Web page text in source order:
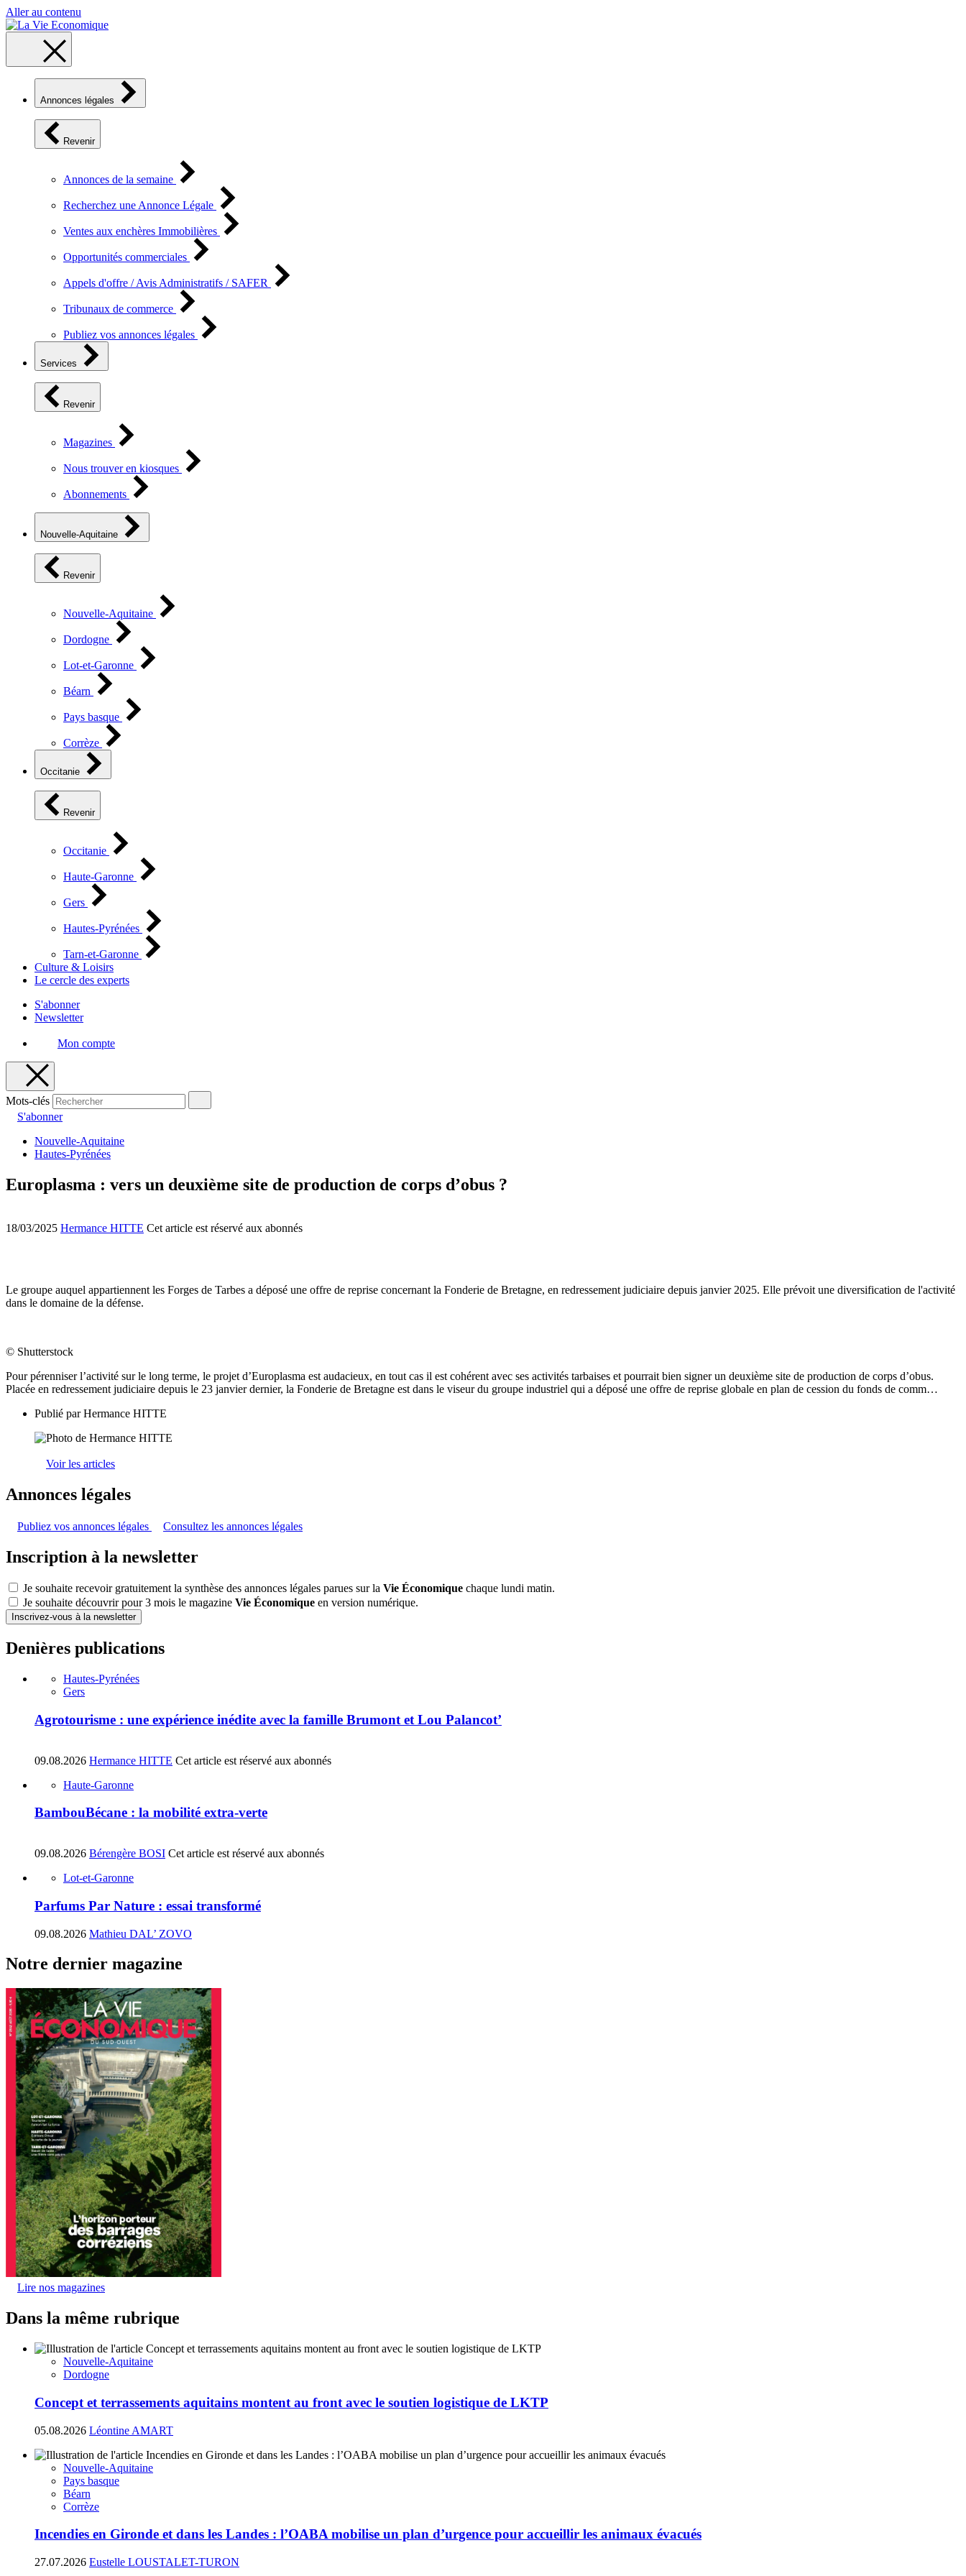
Aller au contenu
Annonces légales
Revenir
Annonces de la semaine
Recherchez une Annonce Légale
Ventes aux enchères Immobilières
Opportunités commerciales
Appels d'offre / Avis Administratifs / SAFER
Tribunaux de commerce
Publiez vos annonces légales
Services
Revenir
Magazines
Nous trouver en kiosques
Abonnements
Nouvelle-Aquitaine
Revenir
Nouvelle-Aquitaine
Dordogne
Lot-et-Garonne
Béarn
Pays basque
Corrèze
Occitanie
Revenir
Occitanie
Haute-Garonne
Gers
Hautes-Pyrénées
Tarn-et-Garonne
Culture & Loisirs
Le cercle des experts
S'abonner
Newsletter
Mon compte
Mots-clés
S'abonner
Nouvelle-Aquitaine
Hautes-Pyrénées
Europlasma : vers un deuxième site de production de corps d’obus ?
18/03/2025 Hermance HITTE Cet article est réservé aux abonnés
Le groupe auquel appartiennent les Forges de Tarbes a déposé une offre de reprise concernant la Fonderie de Bretagne, en redressement judiciaire depuis janvier 2025. Elle prévoit une diversification de l'activité
dans le domaine de la défense.
© Shutterstock
Pour pérenniser l’activité sur le long terme, le projet d’Europlasma est audacieux, en tout cas il est cohérent avec ses activités tarbaises et pourrait bien signer un deuxième site de production de corps d’obus.
Placée en redressement judiciaire depuis le 23 janvier dernier, la Fonderie de Bretagne est dans le viseur du groupe industriel qui a déposé une offre de reprise globale en plan de cession du fonds de comm…
Publié parHermance HITTE
Voir les articles
Annonces légales
Publiez vos annonces légales Consultez les annonces légales
Inscription à la newsletter
Je souhaite recevoir gratuitement la synthèse des annonces légales parues sur la Vie Économique chaque lundi matin.
Je souhaite découvrir pour 3 mois le magazine Vie Économique en version numérique.
Inscrivez-vous à la newsletter
Denières publications
Hautes-Pyrénées
Gers
Agrotourisme : une expérience inédite avec la famille Brumont et Lou Palancot’
09.08.2026 Hermance HITTE Cet article est réservé aux abonnés
Haute-Garonne
BambouBécane : la mobilité extra-verte
09.08.2026 Bérengère BOSI Cet article est réservé aux abonnés
Lot-et-Garonne
Parfums Par Nature : essai transformé
09.08.2026 Mathieu DAL’ ZOVO
Notre dernier magazine
Lire nos magazines
Dans la même rubrique
Nouvelle-Aquitaine
Dordogne
Concept et terrassements aquitains montent au front avec le soutien logistique de LKTP
05.08.2026 Léontine AMART
Nouvelle-Aquitaine
Pays basque
Béarn
Corrèze
Incendies en Gironde et dans les Landes : l’OABA mobilise un plan d’urgence pour accueillir les animaux évacués
27.07.2026 Eustelle LOUSTALET-TURON